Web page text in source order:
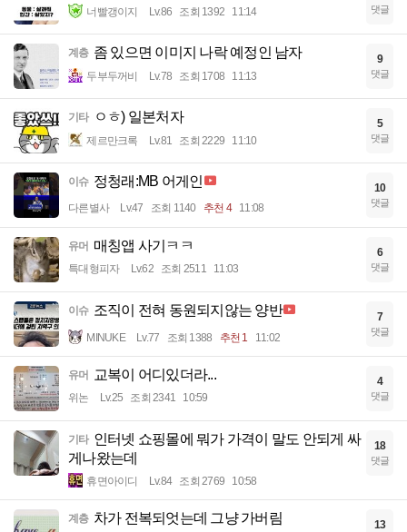
너빨갱이지 Lv.86 조회 1392 11:14 댓글
계층 좀 있으면 이미지 나락 예정인 남자
두부두꺼비 Lv.78 조회 1708 11:13
9
댓글
기타 ㅇㅎ) 일본처자
제르만크록 Lv.81 조회 2229 11:10
5
댓글
이슈 정청래:MB 어게인
다른별사 Lv.47 조회 1140 추천 4 11:08
10
댓글
유머 매칭앱 사기ㅋㅋ
특대형피자 Lv.62 조회 2511 11:03
6
댓글
이슈 조직이 전혀 동원되지않는 양반
MINUKE Lv.77 조회 1388 추천 1 11:02
7
댓글
유머 교복이 어디있더라...
위논 Lv.25 조회 2341 10:59
4
댓글
기타 인터넷 쇼핑몰에 뭐가 가격이 말도 안되게 싸
게나왔는데
휴면아이디 Lv.84 조회 2769 10:58
18
댓글
계층 차가 전복되엇는데 그냥 가버림 13